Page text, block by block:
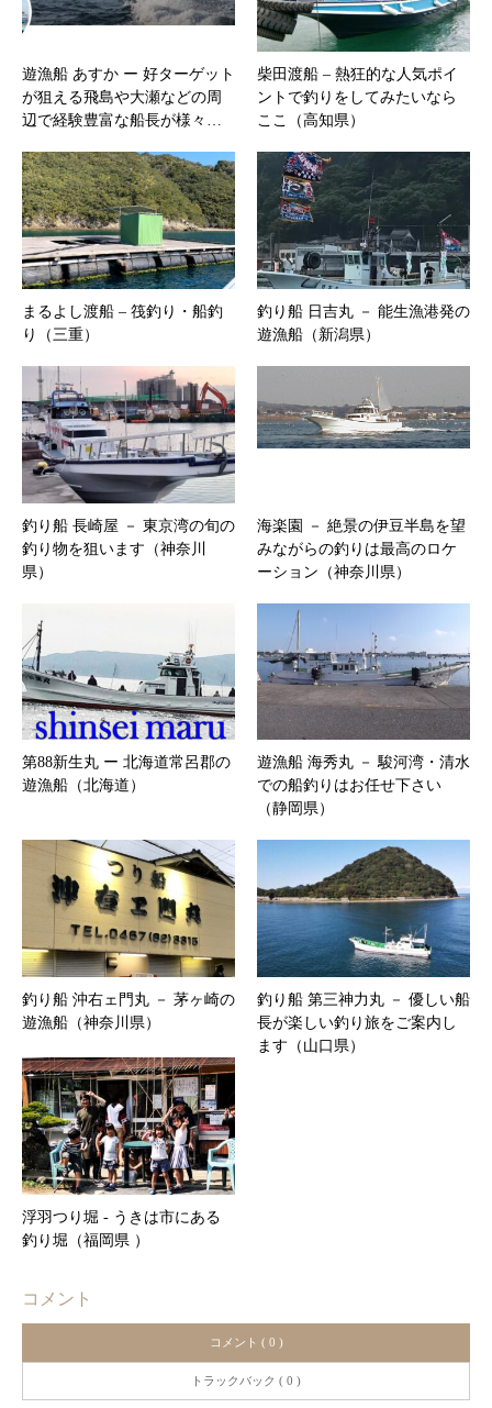
遊漁船 あすか ー 好ターゲット
が狙える飛島や大瀬などの周
辺で経験豊富な船長が様々…
柴田渡船 – 熱狂的な人気ポイ
ントで釣りをしてみたいなら
ここ（高知県）
まるよし渡船 – 筏釣り・船釣
り（三重）
釣り船 日吉丸 － 能生漁港発の
遊漁船（新潟県）
釣り船 長崎屋 － 東京湾の旬の
釣り物を狙います（神奈川
県）
海楽園 － 絶景の伊豆半島を望
みながらの釣りは最高のロケ
ーション（神奈川県）
第88新生丸 ー 北海道常呂郡の
遊漁船（北海道）
遊漁船 海秀丸 － 駿河湾・清水
での船釣りはお任せ下さい
（静岡県）
釣り船 沖右ェ門丸 － 茅ヶ崎の
遊漁船（神奈川県）
釣り船 第三神力丸 － 優しい船
長が楽しい釣り旅をご案内し
ます（山口県）
浮羽つり堀 ‐ うきは市にある
釣り堀（福岡県 ）
コメント
コメント ( 0 )
トラックバック ( 0 )